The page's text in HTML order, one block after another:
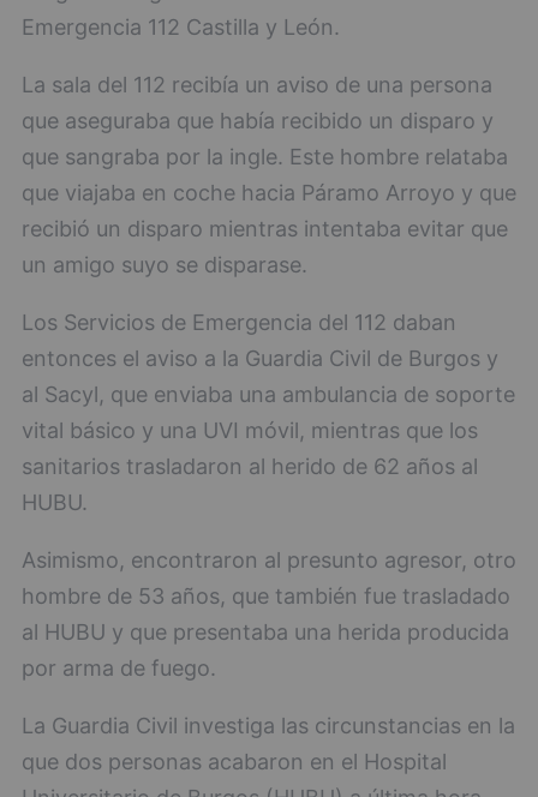
Emergencia 112 Castilla y León.
La sala del 112 recibía un aviso de una persona
que aseguraba que había recibido un disparo y
que sangraba por la ingle. Este hombre relataba
que viajaba en coche hacia Páramo Arroyo y que
recibió un disparo mientras intentaba evitar que
un amigo suyo se disparase.
Los Servicios de Emergencia del 112 daban
entonces el aviso a la Guardia Civil de Burgos y
al Sacyl, que enviaba una ambulancia de soporte
vital básico y una UVI móvil, mientras que los
sanitarios trasladaron al herido de 62 años al
HUBU.
Asimismo, encontraron al presunto agresor, otro
hombre de 53 años, que también fue trasladado
al HUBU y que presentaba una herida producida
por arma de fuego.
La Guardia Civil investiga las circunstancias en la
que dos personas acabaron en el Hospital